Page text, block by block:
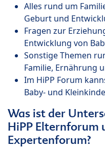
Alles rund um
Geburt und
Fragen zur
Entwicklung von
Sonstige Themen
Familie, Ernährung
Im HiPP Forum
Baby- und
Was ist der
HiPP Elternforum
Expertenforum?